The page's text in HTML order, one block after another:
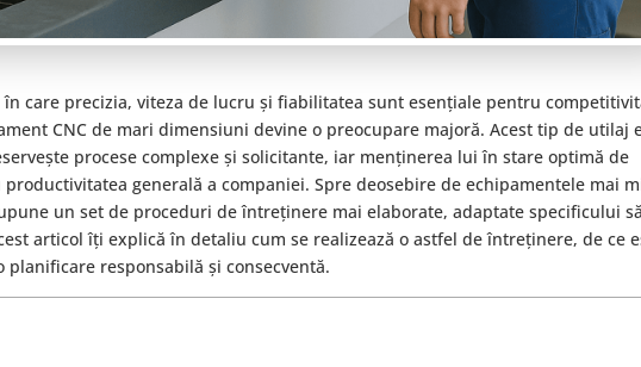
care precizia, viteza de lucru și fiabilitatea sunt esențiale pentru
CNC de mari dimensiuni devine o preocupare majoră. Acest tip de utilaj
procese complexe și solicitante, iar menținerea lui în stare optimă de
generală a companiei. Spre deosebire de echipamentele mai
un set de proceduri de întreținere mai elaborate, adaptate specificului
articol îți explică în detaliu cum se realizează o astfel de întreținere, de ce
responsabilă și consecventă.